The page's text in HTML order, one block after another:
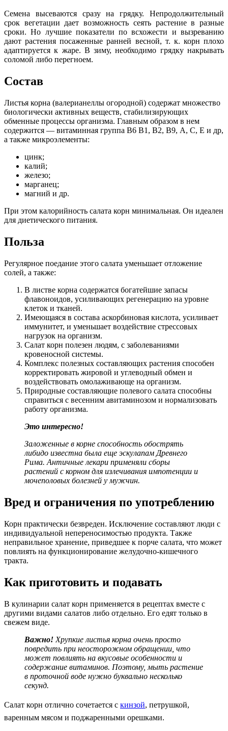
Семена высеваются сразу на грядку. Непродолжительный
срок вегетации дает возможность сеять растение в разные
сроки. Но лучшие показатели по всхожести и вызреванию
дают растения посаженные ранней весной, т. к. корн плохо
адаптируется к жаре. В зиму, необходимо грядку накрывать
соломой либо перегноем.
Состав
Листья корна (валерианеллы огородной) содержат множество
биологически активных веществ, стабилизирующих
обменные процессы организма. Главным образом в нем
содержится — витаминная группа В6 В1, В2, В9, А, C, Е и др,
а также микроэлементы:
цинк;
калий;
железо;
марганец;
магний и др.
При этом калорийность салата корн минимальная. Он идеален
для диетического питания.
Польза
Регулярное поедание этого салата уменьшает отложение
солей, а также:
В листве корна содержатся богатейшие запасы
флавоноидов, усиливающих регенерацию на уровне
клеток и тканей.
Имеющаяся в состава аскорбиновая кислота, усиливает
иммунитет, и уменьшает воздействие стрессовых
нагрузок на организм.
Салат корн полезен людям, с заболеваниями
кровеносной системы.
Комплекс полезных составляющих растения способен
корректировать жировой и углеводный обмен и
воздействовать омолаживающе на организм.
Природные составляющие полевого салата способны
справиться с весенним авитаминозом и нормализовать
работу организма.
Это интересно!
Заложенные в корне способность обострять
либидо известна была еще эскулапам Древнего
Рима. Античные лекари применяли сборы
растений с корном для излечивания импотенции и
мочеполовых болезней у мужчин.
Вред и ограничения по употреблению
Корн практически безвреден. Исключение составляют люди с
индивидуальной непереносимостью продукта. Также
неправильное хранение, приведшее к порче салата, что может
повлиять на функционирование желудочно-кишечного
тракта.
Как приготовить и подавать
В кулинарии салат корн применяется в рецептах вместе с
другими видами салатов либо отдельно. Его едят только в
свежем виде.
Важно! Хрупкие листья корна очень просто
повредить при неосторожном обращении, что
может повлиять на вкусовые особенности и
содержание витаминов. Поэтому, мыть растение
в проточной воде нужно буквально несколько
секунд.
Салат корн отлично сочетается с кинзой, петрушкой,
варенным мясом и поджаренными орешками.